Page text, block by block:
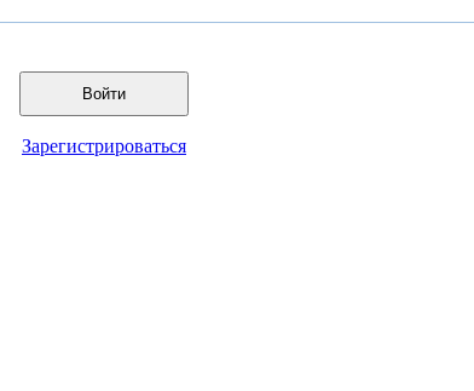
Войти
Зарегистрироваться